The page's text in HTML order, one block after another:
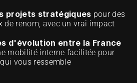
projets stratégiques pour des
renom, avec un vrai impact
d'évolution entre la France
mobilité interne facilitée pour
vous ressemble